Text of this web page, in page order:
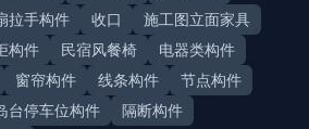
拉手构件 收口
施工图立面家具
构件 民宿风餐椅
电器类构件
窗帘构件 线条构件
节点构件
台停车位构件
隔断构件